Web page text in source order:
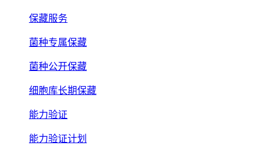
保藏服务
菌种专属保藏
菌种公开保藏
细胞库长期保藏
能力验证
能力验证计划